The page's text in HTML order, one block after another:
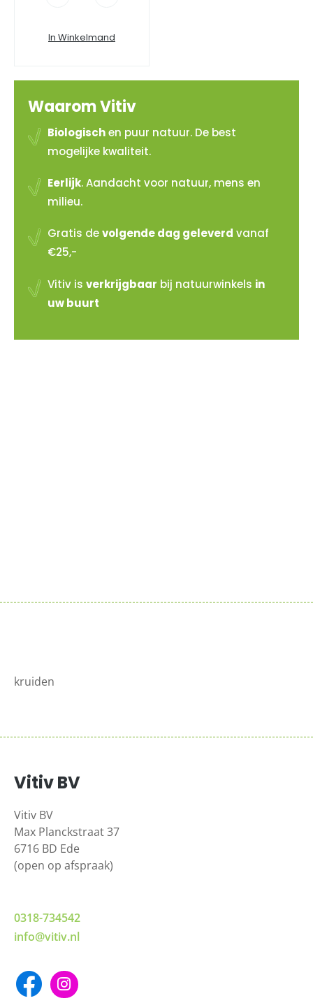
In Winkelmand
Waarom Vitiv
Biologischen puur natuur. De best
mogelijke kwaliteit.
Eerlijk. Aandacht voor natuur, mens en
milieu.
Gratis devolgende dag geleverd vanaf
€25,-
Vitiv is verkrijgbaar bij natuurwinkels in
uw buurt
kruiden
Vitiv BV
Vitiv BV
Max Planckstraat 37
6716 BD Ede
(open op afspraak)
0318-734542
info@vitiv.nl